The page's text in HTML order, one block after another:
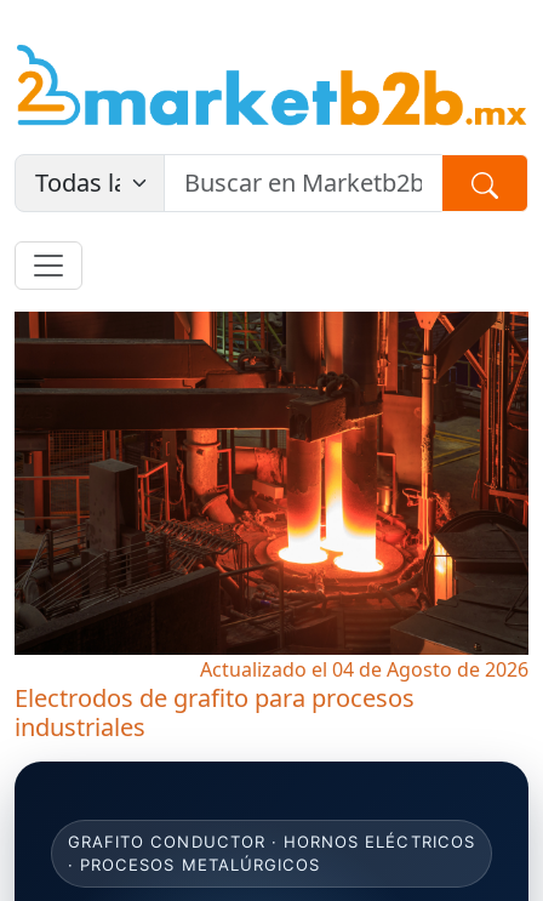
Actualizado el 04 de Agosto de 2026
Electrodos de grafito para procesos
industriales
GRAFITO CONDUCTOR · HORNOS ELÉCTRICOS
· PROCESOS METALÚRGICOS